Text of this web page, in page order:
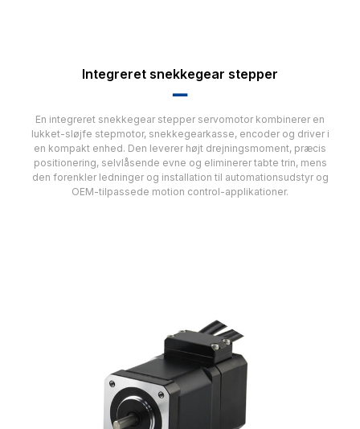
Integreret snekkegear stepper
▂▂
En integreret snekkegear stepper servomotor kombinerer en
lukket-sløjfe stepmotor, snekkegearkasse, encoder og driver i
en kompakt enhed. Den leverer højt drejningsmoment, præcis
positionering, selvlåsende evne og eliminerer tabte trin, mens
den forenkler ledninger og installation til automationsudstyr og
OEM-tilpassede motion control-applikationer.